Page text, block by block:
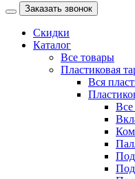
Заказать звонок
Скидки
Каталог
Все товары
Пластиковая
Вся
Все